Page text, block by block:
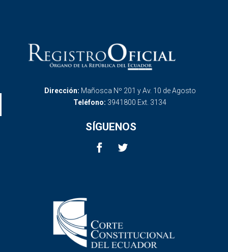
Dirección: Mañosca Nº 201 y Av. 10 de Agosto
Teléfono: 3941800 Ext. 3134
SÍGUENOS